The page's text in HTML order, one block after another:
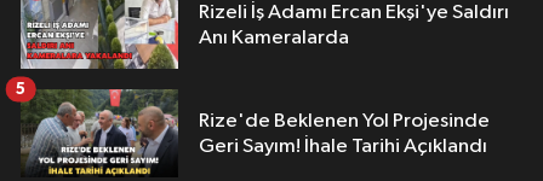
Rizeli İş Adamı Ercan Ekşi'ye Saldırı
Anı Kameralarda
Rize'de Beklenen Yol Projesinde
Geri Sayım! İhale Tarihi Açıklandı
5